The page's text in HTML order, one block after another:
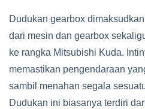
Dudukan gearbox
dari mesin dan gearbox
ke rangka Mitsubishi Kuda.
memastikan pengendaraan
sambil menahan segala
Dudukan ini biasanya terdiri